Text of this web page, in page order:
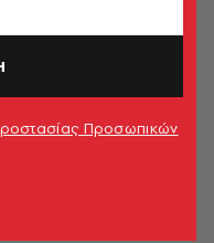
Προσωπικών